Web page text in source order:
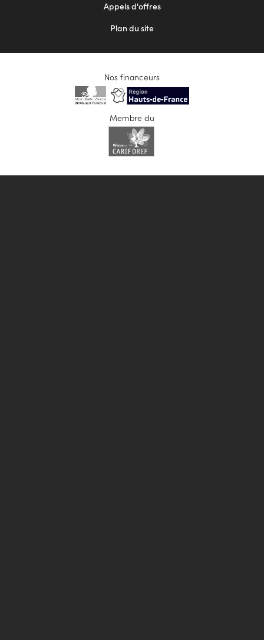
Appels d'offres
Plan du site
Nos financeurs
Membre du